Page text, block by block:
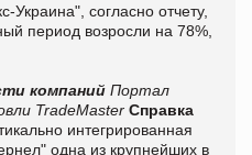
Украина", согласно отчету,
период возросли на 78%,
компаний Портал
TradeMaster Справка
интегрированная
одна из крупнейших в